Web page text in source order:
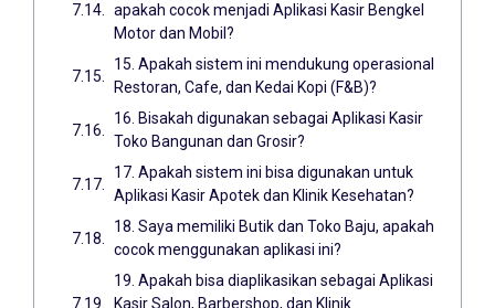
apakah cocok menjadi Aplikasi Kasir Bengkel
Motor dan Mobil?
15. Apakah sistem ini mendukung operasional
Restoran, Cafe, dan Kedai Kopi (F&B)?
16. Bisakah digunakan sebagai Aplikasi Kasir
Toko Bangunan dan Grosir?
17. Apakah sistem ini bisa digunakan untuk
Aplikasi Kasir Apotek dan Klinik Kesehatan?
18. Saya memiliki Butik dan Toko Baju, apakah
cocok menggunakan aplikasi ini?
19. Apakah bisa diaplikasikan sebagai Aplikasi
Kasir Salon, Barbershop, dan Klinik